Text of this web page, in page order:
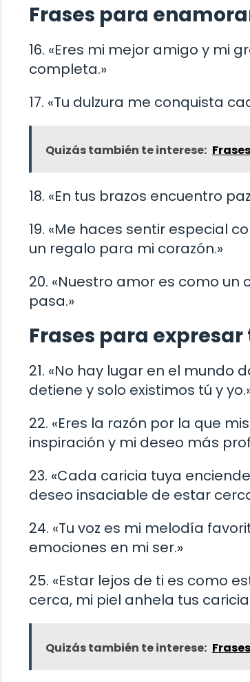
Frases para
16. «Eres mi mejor amigo y mi
completa.»
17. «Tu dulzura me conquista
Quizás también te interese:
18. «En tus brazos encuentro
19. «Me haces sentir especial
un regalo para mi corazón.»
20. «Nuestro amor es como
pasa.»
Frases para
21. «No hay lugar en el
detiene y solo existimos tú y
22. «Eres la razón por la que
inspiración y mi deseo más
23. «Cada caricia tuya
deseo insaciable de estar
24. «Tu voz es mi melodía
emociones en mi ser.»
25. «Estar lejos de ti es como
cerca, mi piel anhela tus
Quizás también te interese: